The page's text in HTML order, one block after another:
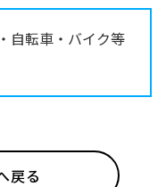
自転車・バイク等
戻る